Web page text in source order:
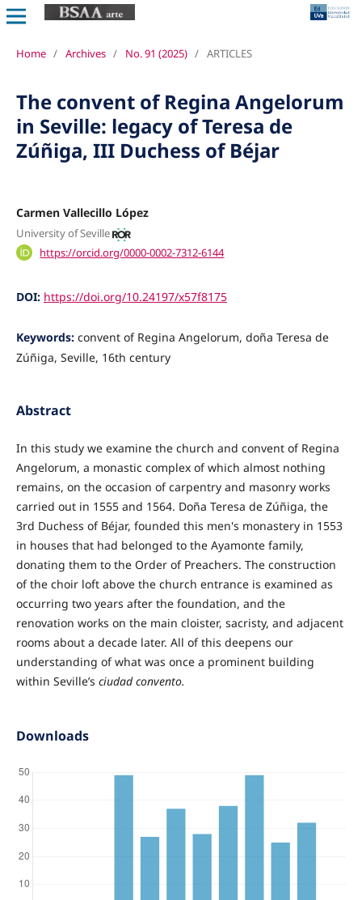
Home / Archives / No. 91 (2025) / ARTICLES
The convent of Regina Angelorum
in Seville: legacy of Teresa de
Zúñiga, III Duchess of Béjar
Carmen Vallecillo López
University of Seville
https://orcid.org/0000-0002-7312-6144
DOI: https://doi.org/10.24197/x57f8175
Keywords: convent of Regina Angelorum, doña Teresa de
Zúñiga, Seville, 16th century
Abstract
In this study we examine the church and convent of Regina
Angelorum, a monastic complex of which almost nothing
remains, on the occasion of carpentry and masonry works
carried out in 1555 and 1564. Doña Teresa de Zúñiga, the
3rd Duchess of Béjar, founded this men's monastery in 1553
in houses that had belonged to the Ayamonte family,
donating them to the Order of Preachers. The construction
of the choir loft above the church entrance is examined as
occurring two years after the foundation, and the
renovation works on the main cloister, sacristy, and adjacent
rooms about a decade later. All of this deepens our
understanding of what was once a prominent building
within Seville’s ciudad convento.
Downloads